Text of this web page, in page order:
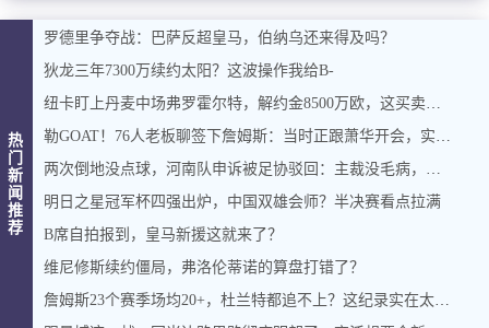
热
门
新
闻
推
荐
罗德里争夺战：巴萨反超皇马，伯纳乌还来得及吗？
狄龙三年7300万续约太阳？这波操作我给B-
纽卡盯上丹麦中场弗罗霍尔特，解约金8500万欧，这买卖能成吗？
勒GOAT！76人老板聊签下詹姆斯：当时正跟萧华开会，实在憋不住，直接打断走人
两次倒地没点球，河南队申诉被足协驳回：主裁没毛病，英博没占便宜
明日之星冠军杯四强出炉，中国双雄会师？半决赛看点拉满
B席自拍报到，皇马新援这就来了？
维尼修斯续约僵局，弗洛伦蒂诺的算盘打错了？
詹姆斯23个赛季场均20+，杜兰特都追不上？这纪录实在太硬了